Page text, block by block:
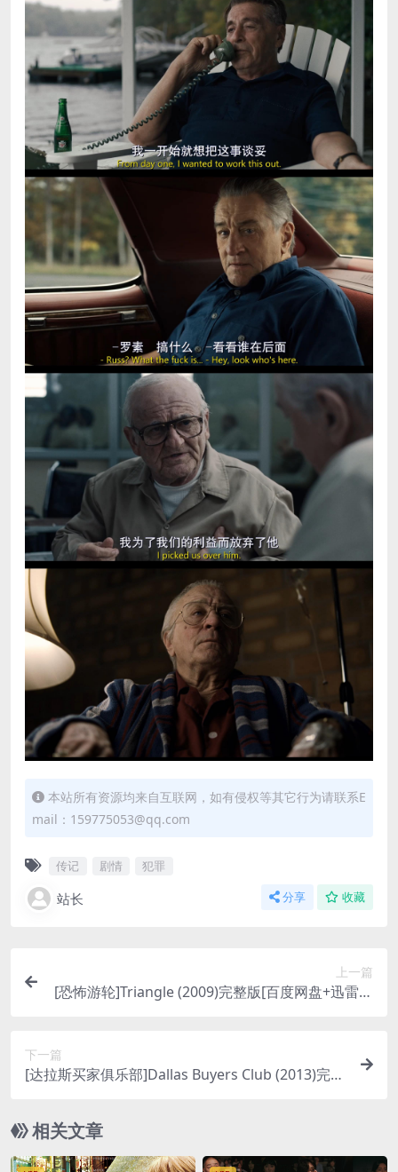
本站所有资源均来自互联网，如有侵权等其它行为请联系E
mail：159775053@qq.com
传记 剧情 犯罪
站长 分享 收藏
上一篇
[恐怖游轮]Triangle (2009)完整版[百度网盘+迅雷云
下一篇
[达拉斯买家俱乐部]Dallas Buyers Club (2013)完整
4/7.3GB][中英字幕]
相关文章